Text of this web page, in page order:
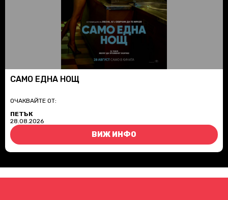
САМО ЕДНА НОЩ
ОЧАКВАЙТЕ ОТ:
ПЕТЪК
28.08.2026
ВИЖ ИНФО